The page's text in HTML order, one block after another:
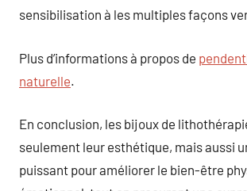
sensibilisation à les multiples façons
Plus d’informations à propos de
naturelle.
En conclusion, les bijoux de
seulement leur esthétique, mais aussi
puissant pour améliorer le bien-être